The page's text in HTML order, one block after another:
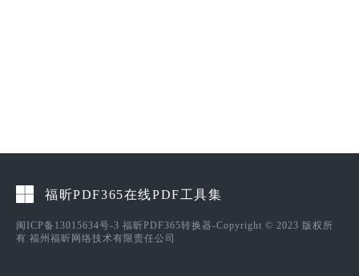
福昕PDF365在线PDF工具集
闽ICP备13015634号-3 福昕PDF365转换器-Copyright © 2023 版权所
有 福州福昕网络技术有限责任公司